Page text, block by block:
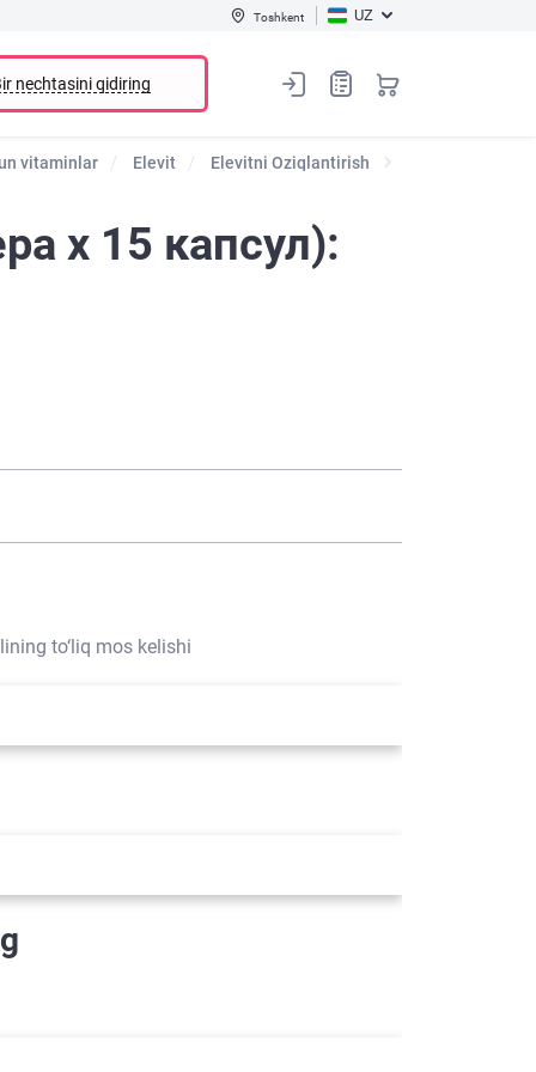
Toshkent UZ
nechtasini qidiring
vitaminlar Elevit Elevitni Oziqlantirish
х 15 капсул):
to‘liq mos kelishi